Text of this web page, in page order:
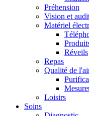
Préhension
Vision et
Matériel
Réveils
Repas
Qualité de
Loisirs
Soins